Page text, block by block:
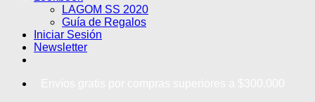
LAGOM SS 2020
Guía de Regalos
Iniciar Sesión
Newsletter